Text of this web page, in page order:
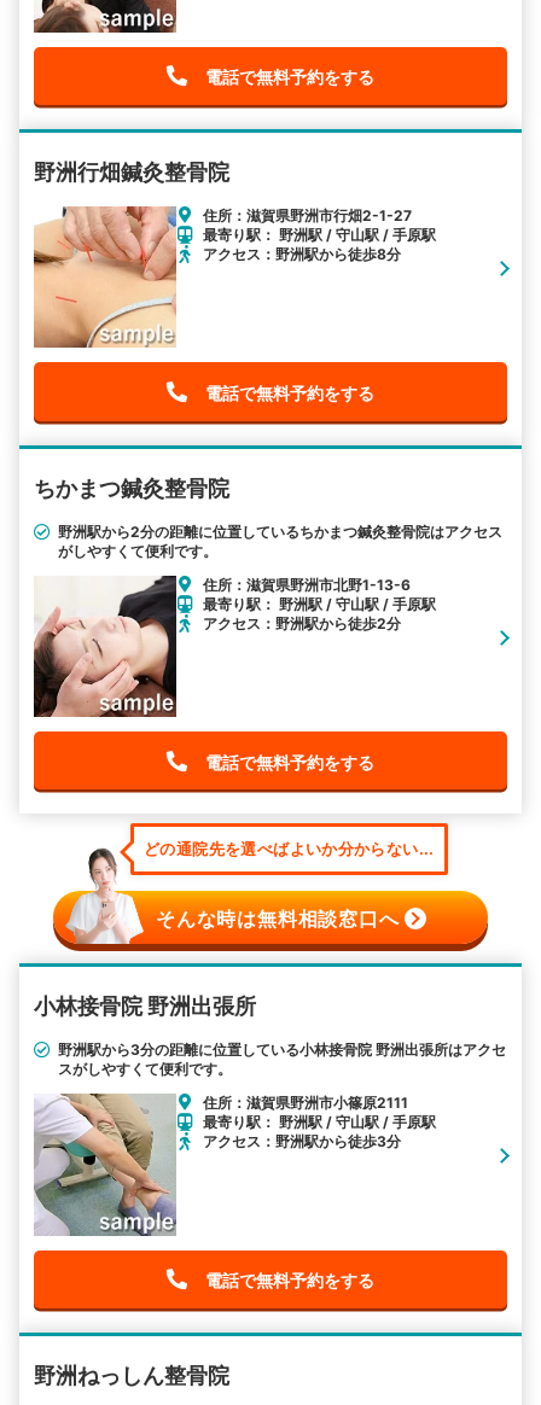
電話で無料予約をする
野洲行畑鍼灸整骨院
住所：滋賀県野洲市行畑2-1-27
最寄り駅： 野洲駅 / 守山駅 / 手原駅
アクセス：野洲駅から徒歩8分
電話で無料予約をする
ちかまつ鍼灸整骨院
野洲駅から2分の距離に位置しているちかまつ鍼灸整骨院はアクセス
がしやすくて便利です。
住所：滋賀県野洲市北野1-13-6
最寄り駅： 野洲駅 / 守山駅 / 手原駅
アクセス：野洲駅から徒歩2分
電話で無料予約をする
どの通院先を選べばよいか分からない...
そんな時は無料相談窓口へ
小林接骨院 野洲出張所
野洲駅から3分の距離に位置している小林接骨院 野洲出張所はアクセ
スがしやすくて便利です。
住所：滋賀県野洲市小篠原2111
最寄り駅： 野洲駅 / 守山駅 / 手原駅
アクセス：野洲駅から徒歩3分
電話で無料予約をする
野洲ねっしん整骨院